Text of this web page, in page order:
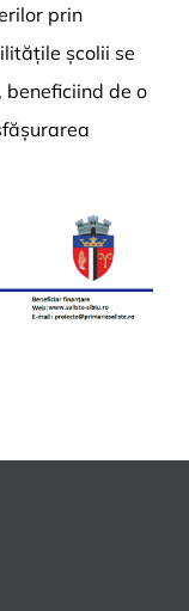
prin
școlii se
beneficiind de o